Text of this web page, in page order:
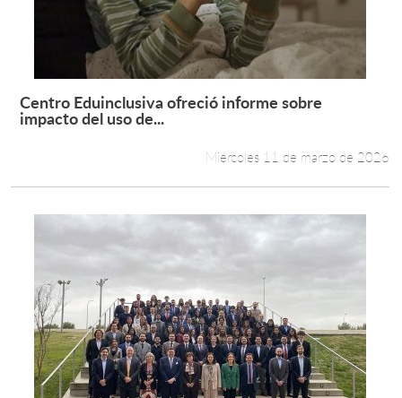
Leer más +
Centro Eduinclusiva ofreció informe sobre
impacto del uso de...
Miércoles 11 de marzo de 2026